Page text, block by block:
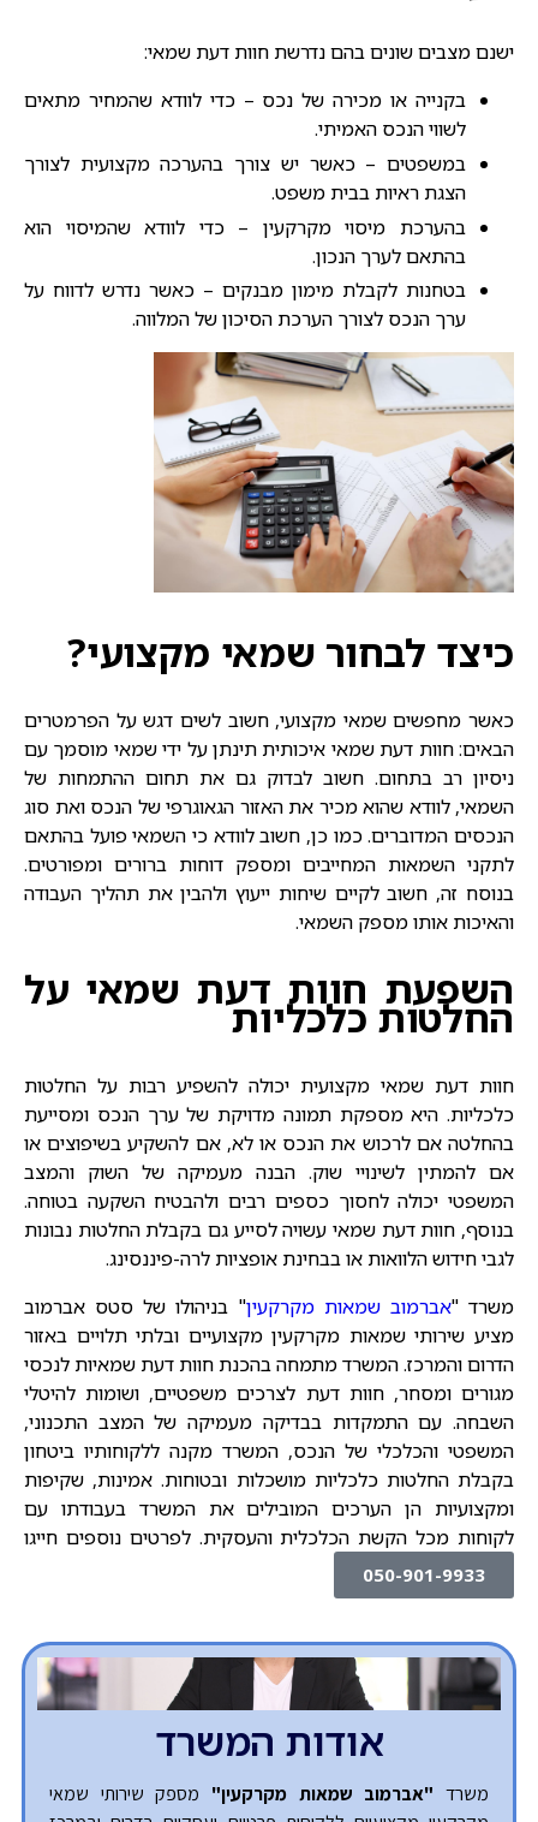
ישנם מצבים שונים בהם נדרשת חוות דעת שמאי:
בקנייה או מכירה של נכס – כדי לוודא שהמחיר מתאים
לשווי הנכס האמיתי.
במשפטים – כאשר יש צורך בהערכה מקצועית לצורך
הצגת ראיות בבית משפט.
בהערכת מיסוי מקרקעין – כדי לוודא שהמיסוי הוא
בהתאם לערך הנכון.
בטחנות לקבלת מימון מבנקים – כאשר נדרש לדווח על
ערך הנכס לצורך הערכת הסיכון של המלווה.
כיצד לבחור שמאי מקצועי?
כאשר מחפשים שמאי מקצועי, חשוב לשים דגש על הפרמטרים
הבאים:חוות דעת שמאי איכותית תינתן על ידי שמאי מוסמך עם
ניסיון רב בתחום. חשוב לבדוק גם את תחום ההתמחות של
השמאי, לוודא שהוא מכיר את האזור הגאוגרפי של הנכס ואת סוג
הנכסים המדוברים. כמו כן, חשוב לוודא כי השמאי פועל בהתאם
לתקני השמאות המחייבים ומספק דוחות ברורים ומפורטים.
בנוסח זה, חשוב לקיים שיחות ייעוץ ולהבין את תהליך העבודה
והאיכות אותו מספק השמאי.
השפעת חוות דעת שמאי על
החלטות כלכליות
חוות דעת שמאי מקצועית יכולה להשפיע רבות על החלטות
כלכליות. היא מספקת תמונה מדויקת של ערך הנכס ומסייעת
בהחלטה אם לרכוש את הנכס או לא, אם להשקיע בשיפוצים או
אם להמתין לשינויי שוק. הבנה מעמיקה של השוק והמצב
המשפטי יכולה לחסוך כספים רבים ולהבטיח השקעה בטוחה.
בנוסף, חוות דעת שמאי עשויה לסייע גם בקבלת החלטות נבונות
לגבי חידוש הלוואות או בבחינת אופציות לרה-פיננסינג.
משרד "אברמוב שמאות מקרקעין" בניהולו של סטס אברמוב
מציע שירותי שמאות מקרקעין מקצועיים ובלתי תלויים באזור
הדרום והמרכז. המשרד מתמחה בהכנת חוות דעת שמאיות לנכסי
מגורים ומסחר, חוות דעת לצרכים משפטיים, ושומות להיטלי
השבחה. עם התמקדות בבדיקה מעמיקה של המצב התכנוני,
המשפטי והכלכלי של הנכס, המשרד מקנה ללקוחותיו ביטחון
בקבלת החלטות כלכליות מושכלות ובטוחות. אמינות, שקיפות
ומקצועיות הן הערכים המובילים את המשרד בעבודתו עם
לקוחות מכל הקשת הכלכלית והעסקית. לפרטים נוספים חייגו
050-901-9933
אודות המשרד
משרד "אברמוב שמאות מקרקעין" מספק שירותי שמאי